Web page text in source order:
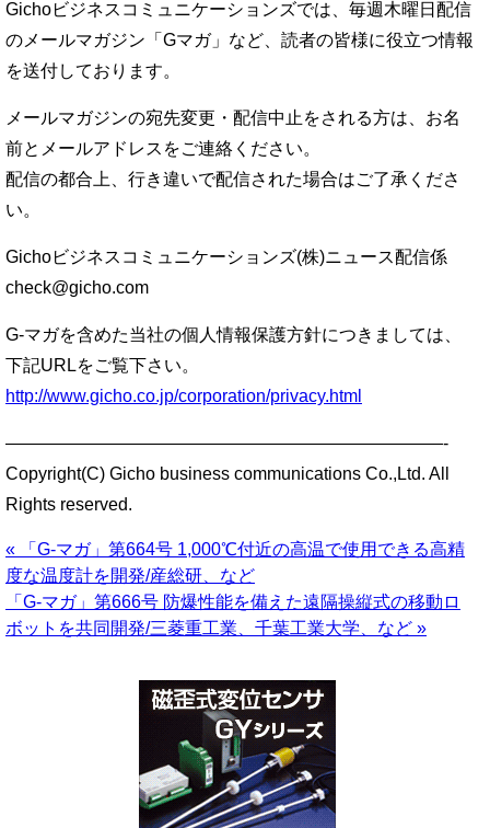
Gichoビジネスコミュニケーションズでは、毎週木曜日配信
のメールマガジン「Gマガ」など、読者の皆様に役立つ情報
を送付しております。
メールマガジンの宛先変更・配信中止をされる方は、お名
前とメールアドレスをご連絡ください。
配信の都合上、行き違いで配信された場合はご了承くださ
い。
Gichoビジネスコミュニケーションズ(株)ニュース配信係
check@gicho.com
G-マガを含めた当社の個人情報保護方針につきましては、
下記URLをご覧下さい。
http://www.gicho.co.jp/corporation/privacy.html
—————————————————————————-
Copyright(C) Gicho business communications Co.,Ltd. All
Rights reserved.
« 「G-マガ」第664号 1,000℃付近の高温で使用できる高精
度な温度計を開発/産総研、など
「G-マガ」第666号 防爆性能を備えた遠隔操縦式の移動ロ
ボットを共同開発/三菱重工業、千葉工業大学、など »